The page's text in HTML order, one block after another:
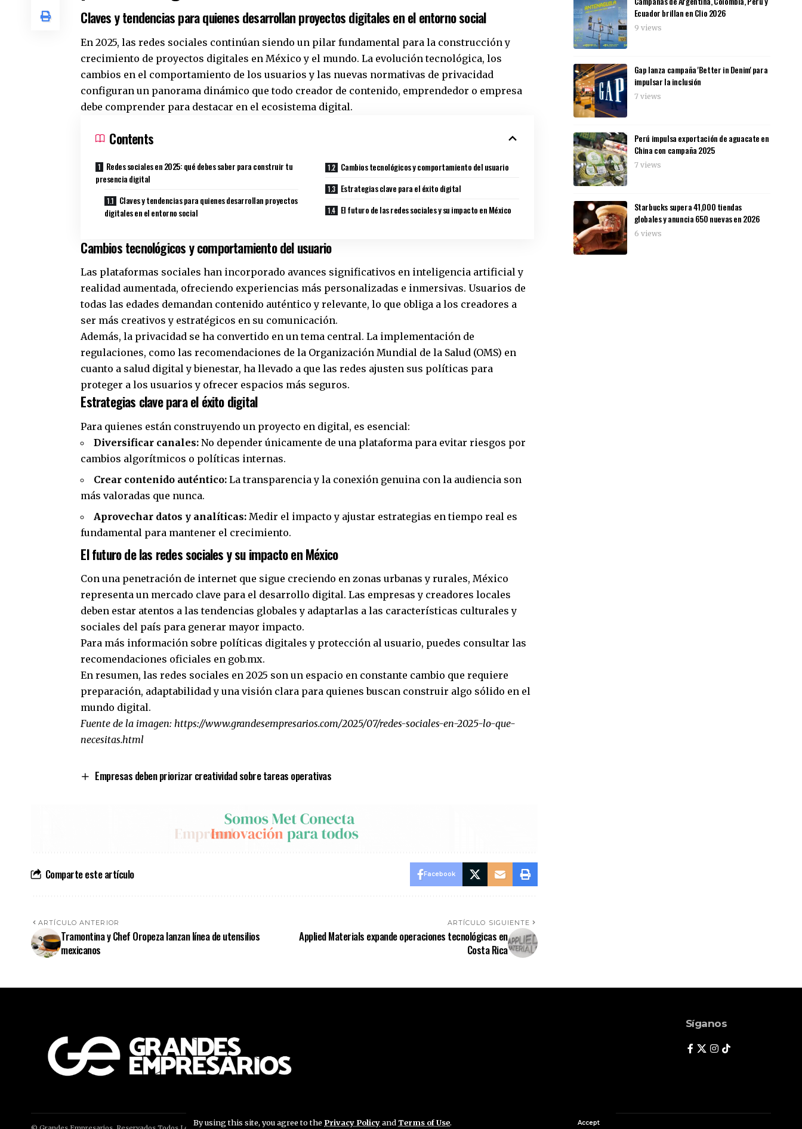
By using this site, you agree to the Privacy Policyand Terms of Use. Accept
Claves y tendencias para quienes desarrollan proyectos digitales en el entorno social
En 2025, las redes sociales continúan siendo un pilar fundamental para la construcción y
crecimiento de proyectos digitales en México y el mundo. La evolución tecnológica, los
cambios en el comportamiento de los usuarios y las nuevas normativas de privacidad
configuran un panorama dinámico que todo creador de contenido, emprendedor o empresa
debe comprender para destacar en el ecosistema digital.
Contents
Redes sociales en 2025: qué debes saber para construir tu
presencia digital
Claves y tendencias para quienes desarrollan proyectos
digitales en el entorno social
Cambios tecnológicos y comportamiento del usuario
Estrategias clave para el éxito digital
El futuro de las redes sociales y su impacto en México
Cambios tecnológicos y comportamiento del usuario
Las plataformas sociales han incorporado avances significativos en inteligencia artificial y
realidad aumentada, ofreciendo experiencias más personalizadas e inmersivas. Usuarios de
todas las edades demandan contenido auténtico y relevante, lo que obliga a los creadores a
ser más creativos y estratégicos en su comunicación.
Además, la privacidad se ha convertido en un tema central. La implementación de
regulaciones, como las recomendaciones de la Organización Mundial de la Salud (OMS) en
cuanto a salud digital y bienestar, ha llevado a que las redes ajusten sus políticas para
proteger a los usuarios y ofrecer espacios más seguros.
Estrategias clave para el éxito digital
Para quienes están construyendo un proyecto en digital, es esencial:
Diversificar canales: No depender únicamente de una plataforma para evitar riesgos por
cambios algorítmicos o políticas internas.
Crear contenido auténtico: La transparencia y la conexión genuina con la audiencia son
más valoradas que nunca.
Aprovechar datos y analíticas: Medir el impacto y ajustar estrategias en tiempo real es
fundamental para mantener el crecimiento.
El futuro de las redes sociales y su impacto en México
Con una penetración de internet que sigue creciendo en zonas urbanas y rurales, México
representa un mercado clave para el desarrollo digital. Las empresas y creadores locales
deben estar atentos a las tendencias globales y adaptarlas a las características culturales y
sociales del país para generar mayor impacto.
Para más información sobre políticas digitales y protección al usuario, puedes consultar las
recomendaciones oficiales en gob.mx.
En resumen, las redes sociales en 2025 son un espacio en constante cambio que requiere
preparación, adaptabilidad y una visión clara para quienes buscan construir algo sólido en el
mundo digital.
Fuente de la imagen: https://www.grandesempresarios.com/2025/07/redes-sociales-en-2025-lo-que-
necesitas.html
Empresas deben priorizar creatividad sobre tareas operativas
Comparte este artículo Facebook
ARTÍCULO ANTERIOR
Tramontina y Chef Oropeza lanzan línea de utensilios
mexicanos
ARTÍCULO SIGUIENTE
Applied Materials expande operaciones tecnológicas en
Costa Rica
Ecuador brillan en Clio 2026
9 views
Gap lanza campaña 'Better in Denim' para
impulsar la inclusión
7 views
Perú impulsa exportación de aguacate en
China con campaña 2025
7 views
Starbucks supera 41,000 tiendas
globales y anuncia 650 nuevas en 2026
6 views
Síganos